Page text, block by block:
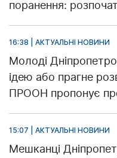
поранення:
16:38 | АКТУАЛЬНІ НОВИНИ
Молоді
ідею або прагне
ПРООН пропонує
15:07 | АКТУАЛЬНІ НОВИНИ
Мешканці